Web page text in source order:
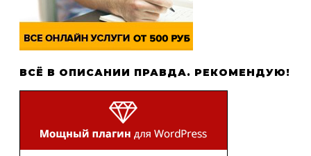
ВСЁ В ОПИСАНИИ ПРАВДА. РЕКОМЕНДУЮ!